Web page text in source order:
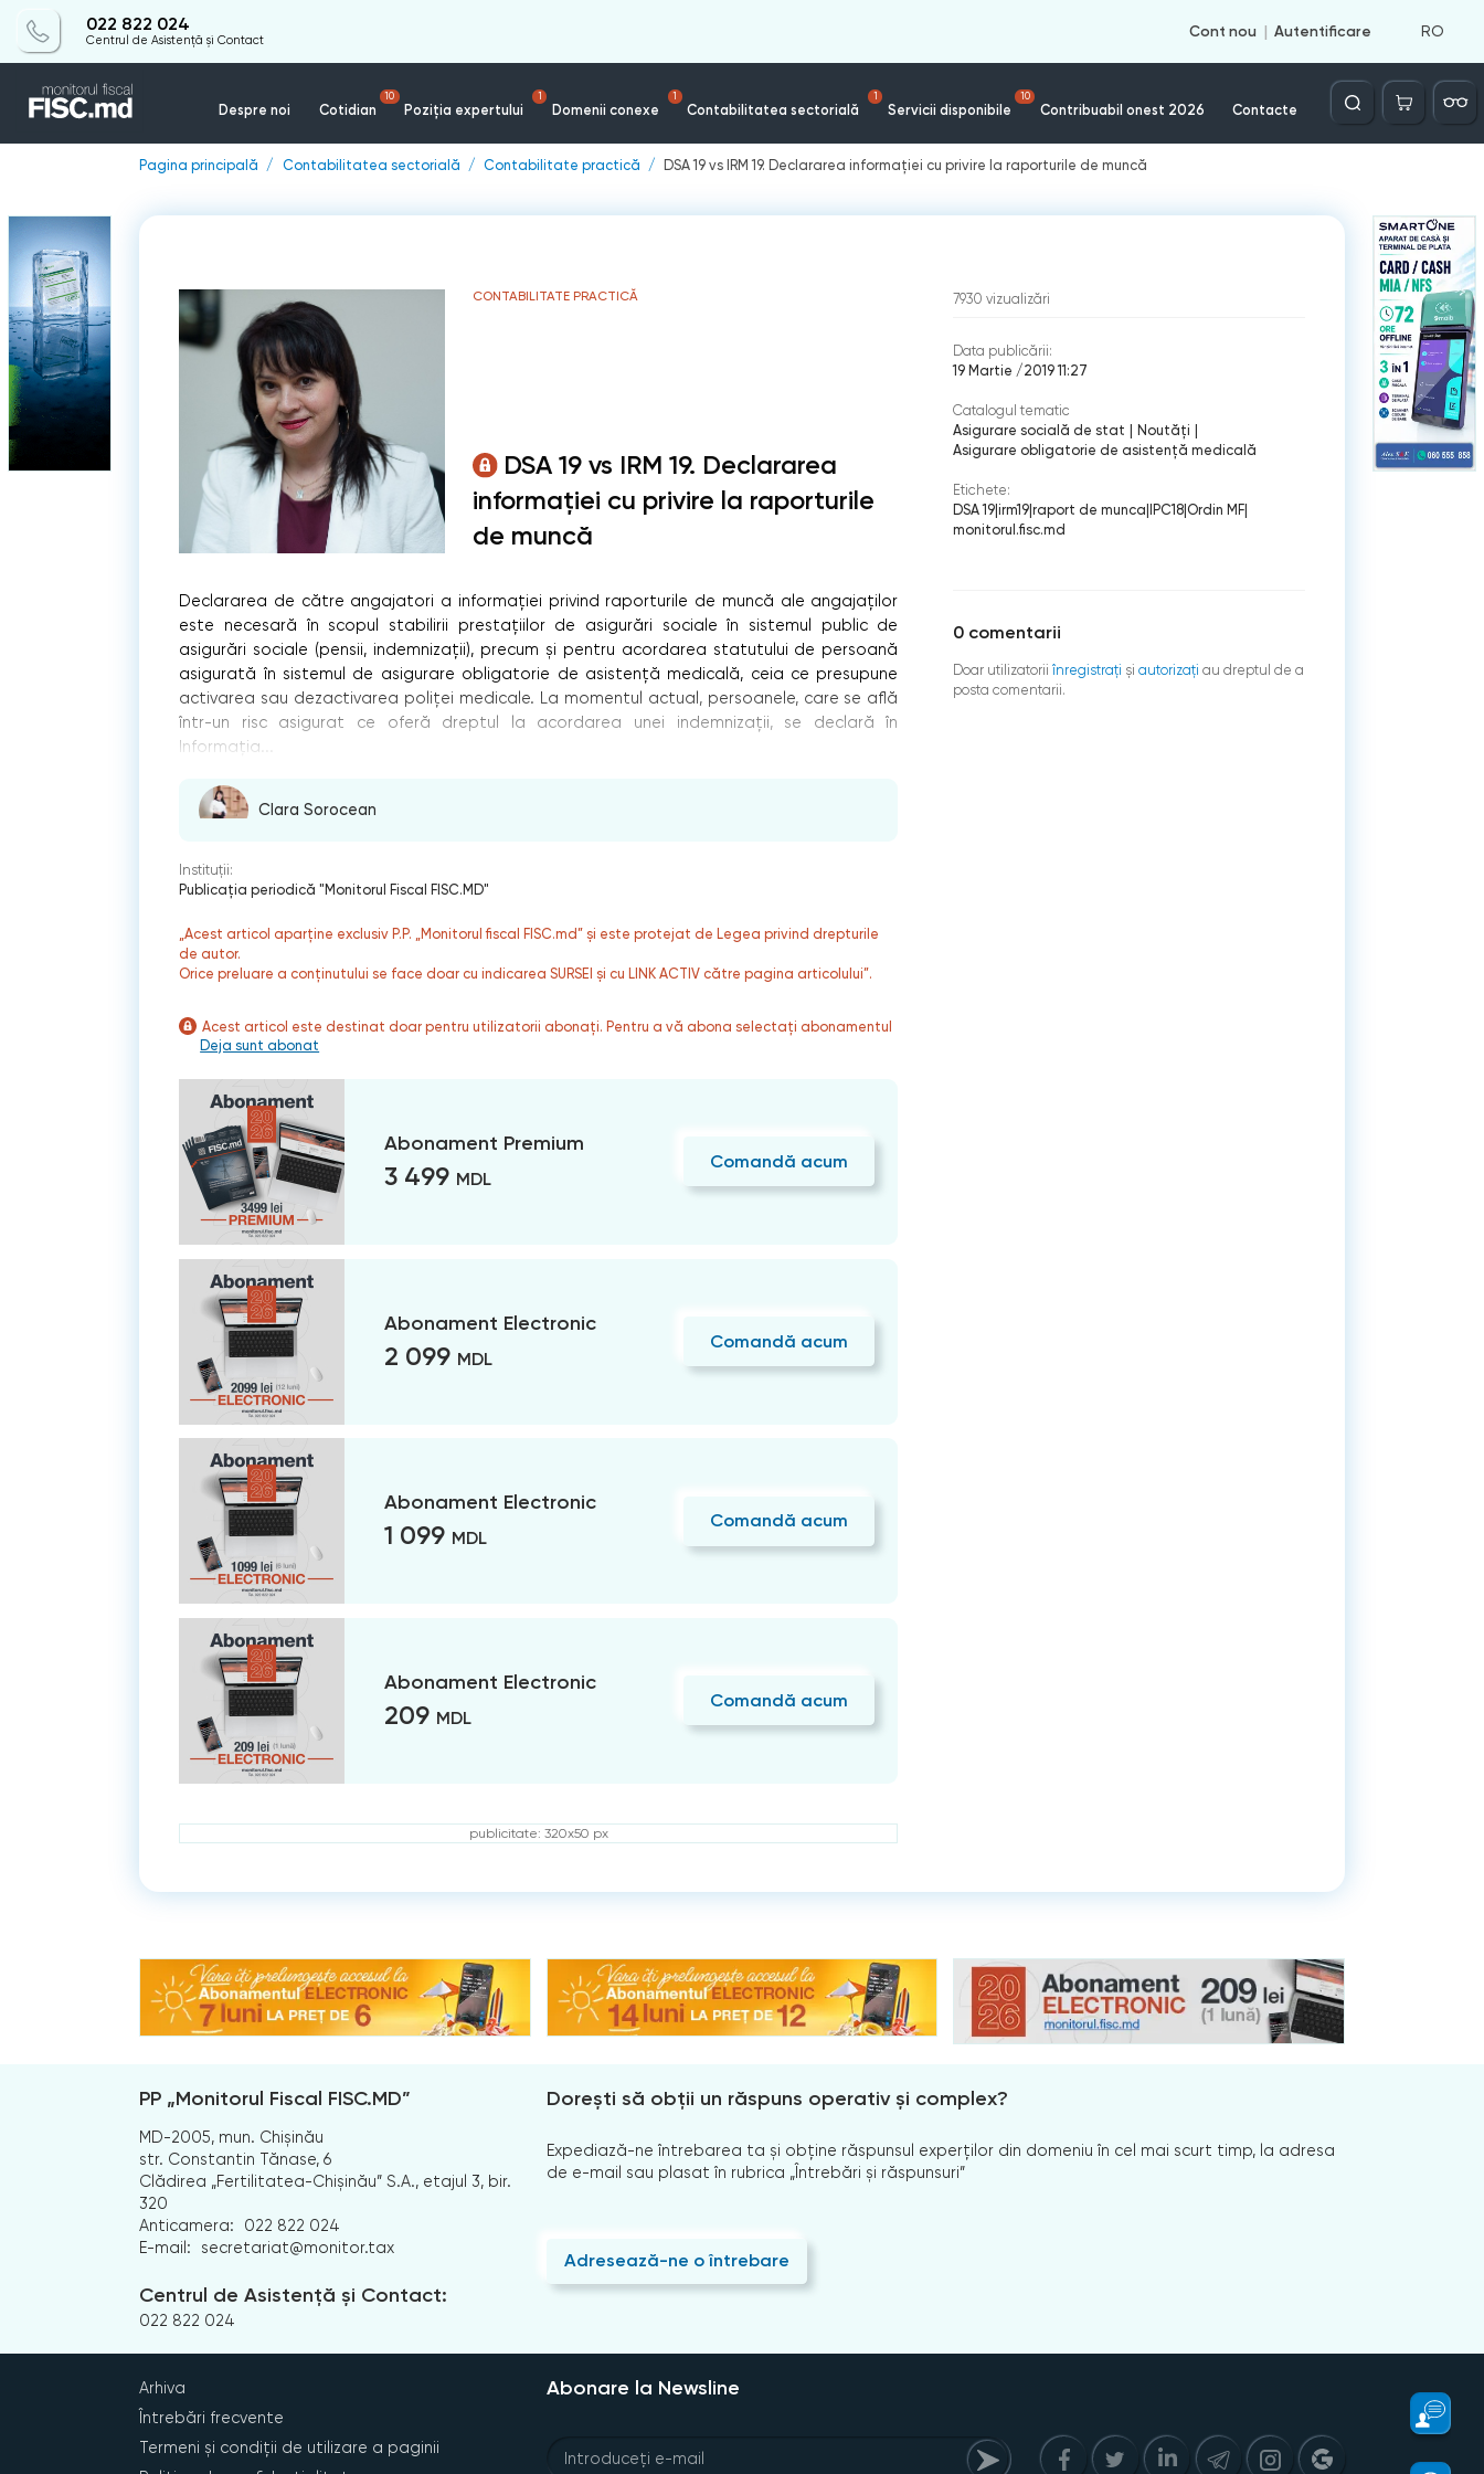
022 822 024
Centrul de Asistență și Contact
Cont nou Autentificare RO
Despre noi Cotidian
10
Poziția expertului
1
Domenii conexe
1
Contabilitatea sectorială
1
Servicii disponibile
10
Contribuabil onest 2026 Contacte
Căutare
Pagina principală Contabilitatea sectorială Contabilitate practică DSA 19 vs IRM 19. Declararea informaţiei cu privire la raporturile de muncă
CONTABILITATE PRACTICĂ
DSA 19 vs IRM 19. Declararea
informaţiei cu privire la raporturile
de muncă
Declararea de către angajatori a informaţiei privind raporturile de muncă ale angajaţilor
este necesară în scopul stabilirii prestaţiilor de asigurări sociale în sistemul public de
asigurări sociale (pensii, indemnizaţii), precum şi pentru acordarea statutului de persoană
asigurată în sistemul de asigurare obligatorie de asistenţă medicală, ceia ce presupune
activarea sau dezactivarea poliţei medicale. La momentul actual, persoanele, care se află
într-un risc asigurat ce oferă dreptul la acordarea unei indemnizaţii, se declară în
Informaţia...
Clara Sorocean
Instituții:
Publicaţia periodică "Monitorul Fiscal FISC.MD"
„Acest articol aparține exclusiv P.P. „Monitorul fiscal FISC.md” și este protejat de Legea privind drepturile
de autor.
Orice preluare a conținutului se face doar cu indicarea SURSEI și cu LINK ACTIV către pagina articolului”.
Acest articol este destinat doar pentru utilizatorii abonați. Pentru a vă abona selectați abonamentul
Deja sunt abonat
Abonament Premium
3 499 MDL
Comandă acum
Abonament Electronic
2 099 MDL
Comandă acum
Abonament Electronic
1 099 MDL
Comandă acum
Abonament Electronic
209 MDL
Comandă acum
publicitate: 320x50 px
7930 vizualizări
Data publicării:
19 Martie /2019 11:27
Catalogul tematic
Asigurare socială de stat
Noutăți
Asigurare obligatorie de asistenţă medicală
Etichete:
DSA 19| irm19| raport de munca IPC18| Ordin MF|
monitorul.fisc.md
0 comentarii
Doar utilizatorii înregistraţi şi autorizați au dreptul de a
posta comentarii.
PP „Monitorul Fiscal FISC.MD”
MD-2005, mun. Chișinău
str. Constantin Tănase, 6
Clădirea „Fertilitatea-Chișinău” S.A., etajul 3, bir.
320
Anticamera:
022 822 024
E-mail:
secretariat@monitor.tax
Centrul de Asistență și Contact:
022 822 024
Dorești să obții un răspuns operativ și complex?
Expediază-ne întrebarea ta și obține răspunsul experților din domeniu în cel mai scurt timp, la adresa
de e-mail sau plasat în rubrica „Întrebări și răspunsuri”
Adresează-ne o întrebare
Arhiva
Întrebări frecvente
Termeni și condiții de utilizare a paginii
Abonare la Newsline